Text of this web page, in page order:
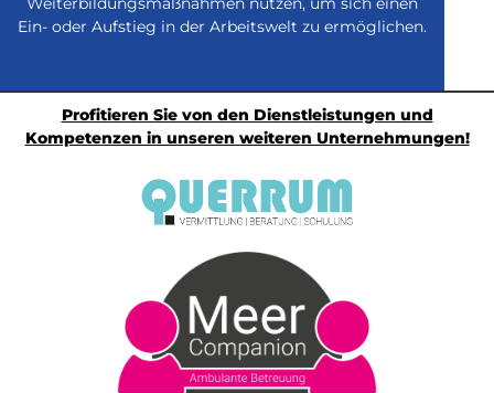
Ein- oder Aufstieg in der Arbeitswelt zu ermöglichen.
Profitieren Sie von den Dienstleistungen und
Kompetenzen in unseren weiteren Unternehmungen!